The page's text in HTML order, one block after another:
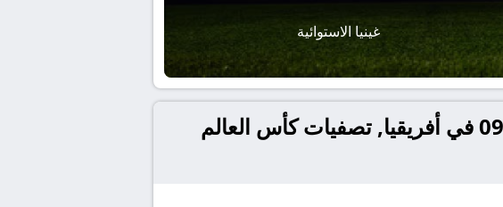
غينيا الاستوائية
معلومات عن مباراة مالاوي و غينيا الاستوائية بتاريخ 2025-10-09 في أفريقيا, تصفيات كأس العالم